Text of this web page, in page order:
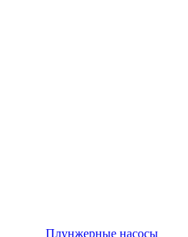
Плунжерные насосы